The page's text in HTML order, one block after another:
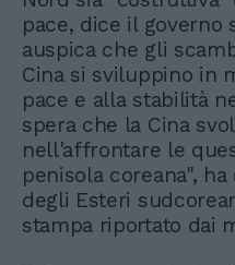
pace, dice il governo
auspica che gli
Cina si sviluppino in
pace e alla stabilità
spera che la Cina
nell'affrontare le
penisola coreana",
degli Esteri
stampa riportato dai